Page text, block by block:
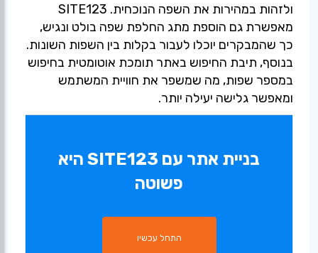
ולזהות במהירות את השפה הנוכחית. SITE123
מאפשרת גם הוספת מתג החלפת שפה בולט ונגיש,
כך שהמבקרים יוכלו לעבור בקלות בין השפות השונות.
בנוסף, תיבת החיפוש באתר תומכת אוטומטית בחיפוש
במספר שפות, מה שמשפר את חוויית המשתמש
ומאפשר גלישה יעילה יותר.
בניית אתר עם SITE123 היא
פשוטה
התחל עכשיו